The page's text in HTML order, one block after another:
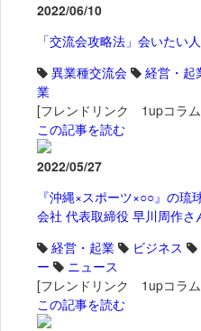
2022/06/10
「交流会攻略法」会いたい
異業種交流会
経営・起
業
[フレンドリンク 1upコラ
この記事を読む
2022/05/27
『沖縄×スポーツ×○○』の
会社 代表取締役 早川周作さ
経営・起業
ビジネス
ー
ニュース
[フレンドリンク 1upコラ
この記事を読む